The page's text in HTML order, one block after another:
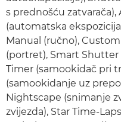
s prednošću
(automatska
Manual (ručno),
(portret), Smart Shutter
Timer (samookidač pri
(samookidanje uz
Nightscape (snimanje
zvijezda), Star Time-